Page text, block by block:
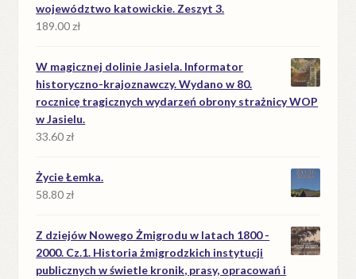
województwo katowickie. Zeszyt 3.
189.00zł
W magicznej dolinie Jasiela. Informator
historyczno-krajoznawczy. Wydano w 80.
rocznicę tragicznych wydarzeń obrony strażnicy WOP
w Jasielu.
33.60zł
Życie Łemka.
58.80zł
Z dziejów Nowego Żmigrodu w latach 1800 -
2000. Cz.1. Historia żmigrodzkich instytucji
publicznych w świetle kronik, prasy, opracowań i